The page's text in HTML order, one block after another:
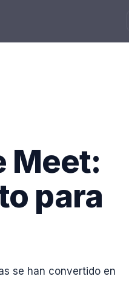
Meet:
para
se han convertido en